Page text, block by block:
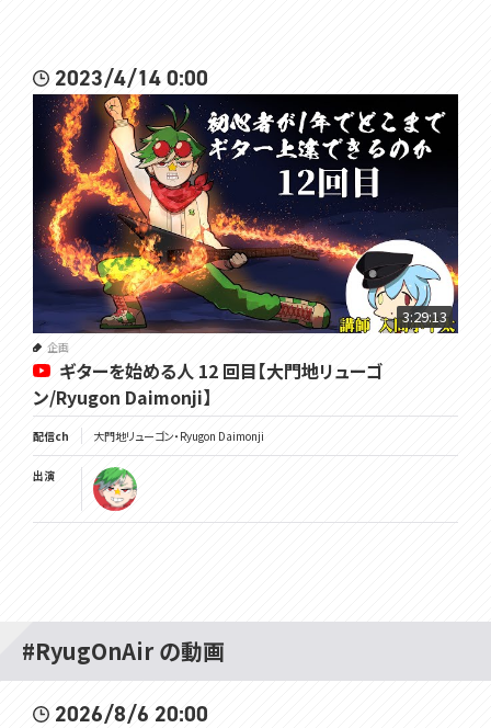
2023/4/14 0:00
3:29:13
企画
ギターを始める人 12 回目【大門地リューゴ
ン/Ryugon Daimonji】
配信ch 大門地リューゴン・Ryugon Daimonji
出演
#RyugOnAir の動画
2026/8/6 20:00